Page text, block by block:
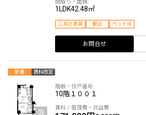
1LDK42.48㎡
三井の賃貸 駅近 ペット可
お問合せ
新着 賃料改定
10階 １００１